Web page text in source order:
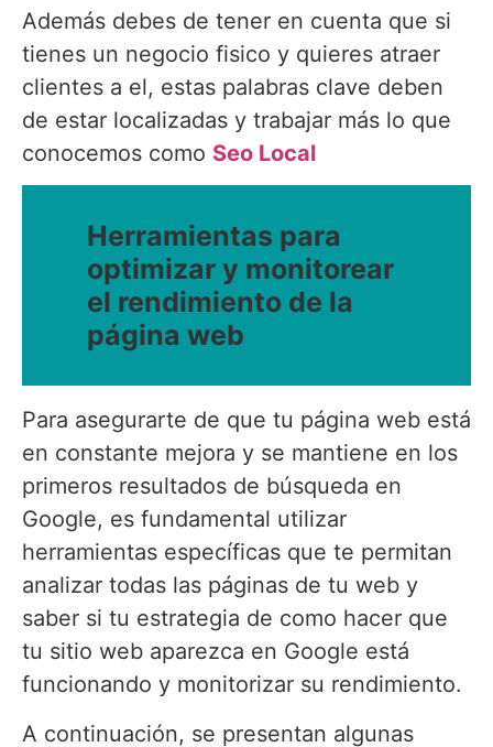
Además debes de tener en cuenta que si
tienes un negocio fisico y quieres atraer
clientes a el, estas palabras clave deben
de estar localizadas y trabajar más lo que
conocemos como Seo Local
Herramientas para
optimizar y monitorear
el rendimiento de la
página web
Para asegurarte de que tu página web está
en constante mejora y se mantiene en los
primeros resultados de búsqueda en
Google, es fundamental utilizar
herramientas específicas que te permitan
analizar todas las páginas de tu web y
saber si tu estrategia de como hacer que
tu sitio web aparezca en Google está
funcionando y monitorizar su rendimiento.
A continuación, se presentan algunas